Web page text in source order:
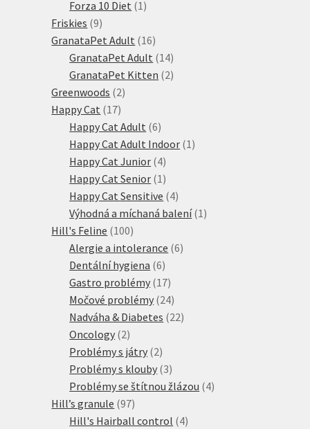
produktů
Forza 10 Diet 1 1
Friskies 99
produktů
GranataPet Adult 1616
produktů
GranataPet Adult 1414
produktů
GranataPet Kitten 22
Greenwoods 22
Happy Cat 1717
produktů
Happy Cat Adult 66
produktů
Happy Cat Adult Indoor 1 1
Happy Cat Junior 44
produkty
Happy Cat Senior 1 1
produkt
Happy Cat Sensitive 44
produkty
Výhodná a míchaná balení 1 1
Hill's Feline 100100
produktů
Alergie a intolerance 66
Dentální hygiena 66
produktů
Gastro problémy 1717
produktů
Močové problémy 2424
produktů
Nadváha & Diabetes 2222
Oncology 22
produkty
Problémy s játry 22
produkty
Problémy s klouby 33
produkty
Problémy se štítnou žlázou 44
Hill’s granule 9797
produktů
Hill's Hairball control 44